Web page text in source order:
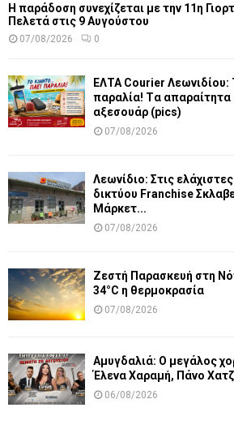
Η παράδοση συνεχίζεται με την 11η
Πελετά στις 9 Αυγούστου
07/08/2026 0
ΕΛΤΑ Courier Λεωνιδίου:
παραλία! Tα απαραίτητα
αξεσουάρ (pics)
07/08/2026
Λεωνίδιο: Στις
δικτύου Franchise
Μάρκετ...
07/08/2026
Ζεστή Παρασκευή στη
34°C η θερμοκρασία
07/08/2026
Αμυγδαλιά: Ο μεγάλος
Έλενα Χαραμή, Πάνο
06/08/2026